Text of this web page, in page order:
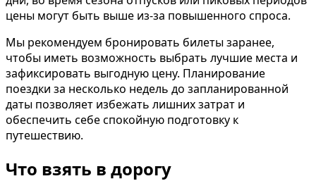
цены могут быть выше из-за повышенного спроса.
Мы рекомендуем бронировать билеты заранее,
чтобы иметь возможность выбрать лучшие места и
зафиксировать выгодную цену. Планирование
поездки за несколько недель до запланированной
даты позволяет избежать лишних затрат и
обеспечить себе спокойную подготовку к
путешествию.
Что взять в дорогу